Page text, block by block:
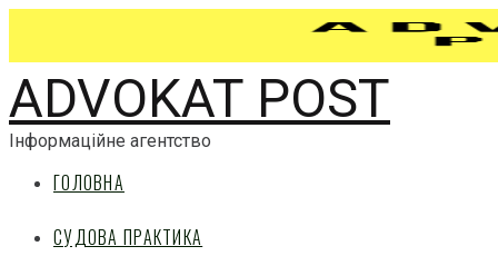
ADVOKAT POST
Інформаційне агентство
ГОЛОВНА
СУДОВА ПРАКТИКА